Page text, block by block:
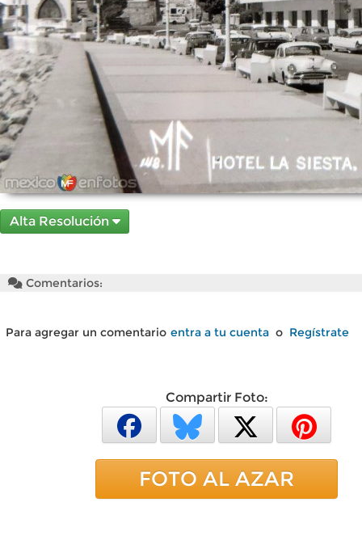
Alta Resolución
Comentarios:
Para agregar un comentario entra a tu cuenta o Regístrate
Compartir Foto:
FOTO AL AZAR